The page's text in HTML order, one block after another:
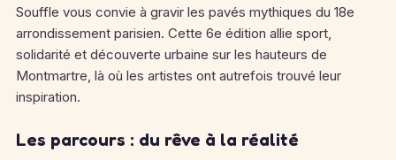
Souffle vous convie à gravir les pavés mythiques du 18e
arrondissement parisien. Cette 6e édition allie sport,
solidarité et découverte urbaine sur les hauteurs de
Montmartre, là où les artistes ont autrefois trouvé leur
inspiration.
Les parcours : du rêve à la réalité